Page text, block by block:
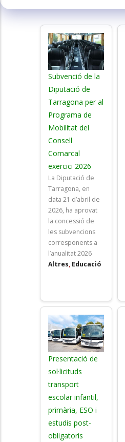
Subvenció de la
Diputació de
Tarragona per al
Programa de
Mobilitat del
Consell
Comarcal
exercici 2026
La Diputació de
Tarragona, en
data 21 d’abril de
2026, ha aprovat
la concessió de
les subvencions
corresponents a
l’anualitat 2026
Altres, Educació
Presentació de
sol·licituds
transport
escolar infantil,
primària, ESO i
estudis post-
obligatoris